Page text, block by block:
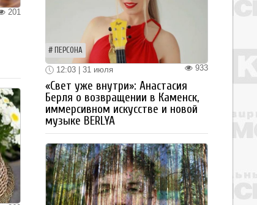
201
ПЕРСОНА
933
12:03 | 31 июля
«Свет уже внутри»: Анастасия
Берля о возвращении в Каменск,
иммерсивном искусстве и новой
музыке BERLYA